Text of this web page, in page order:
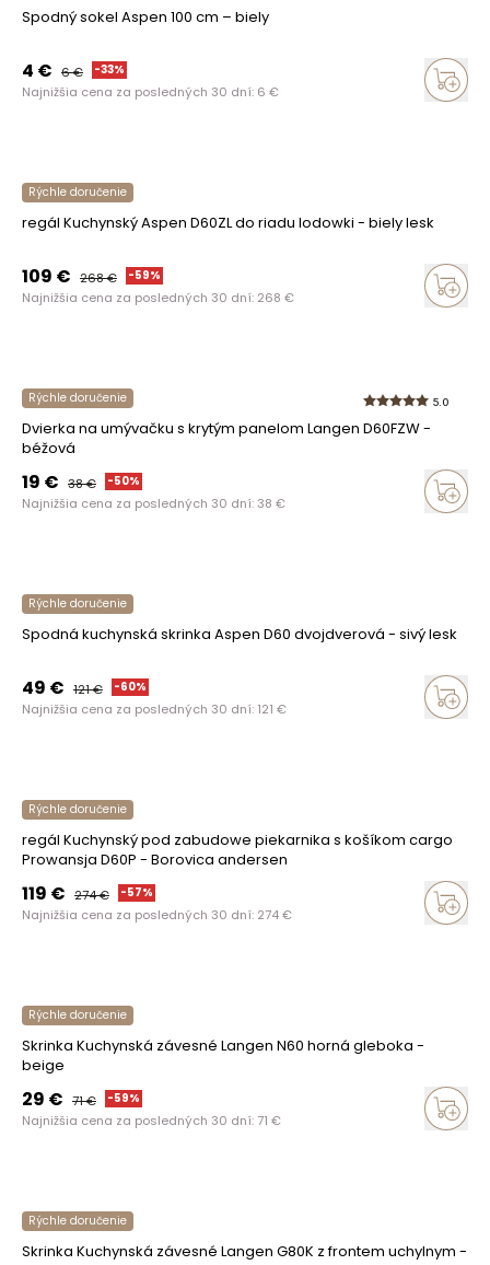
Spodný sokel Aspen 100 cm – biely
4 € 6€ -33%
Najnižšia cena za posledných 30 dní: 6 €
Rýchle doručenie
regál Kuchynský Aspen D60ZL do riadu lodowki - biely lesk
109 € 268€ -59%
Najnižšia cena za posledných 30 dní: 268 €
Rýchle doručenie 5.0
Dvierka na umývačku s krytým panelom Langen D60FZW -
béžová
19 € 38€ -50%
Najnižšia cena za posledných 30 dní: 38 €
Rýchle doručenie
Spodná kuchynská skrinka Aspen D60 dvojdverová - sivý lesk
49 € 121€ -60%
Najnižšia cena za posledných 30 dní: 121 €
Rýchle doručenie
regál Kuchynský pod zabudowe piekarnika s košíkom cargo
Prowansja D60P - Borovica andersen
119 € 274€ -57%
Najnižšia cena za posledných 30 dní: 274€
Rýchle doručenie
Skrinka Kuchynská závesné Langen N60 horná gleboka -
beige
29 € 71€ -59%
Najnižšia cena za posledných 30 dní: 71 €
Rýchle doručenie
Skrinka Kuchynská závesné Langen G80K z frontem uchylnym -